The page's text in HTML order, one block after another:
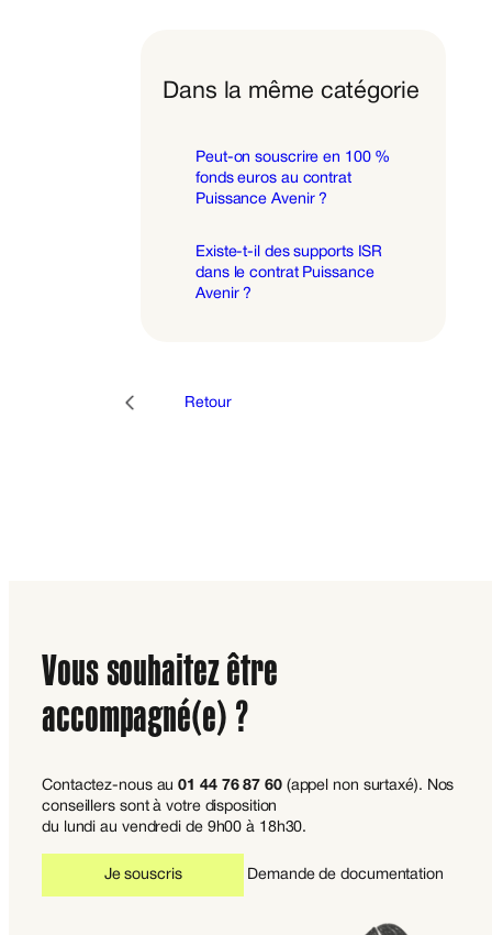
Dans la même catégorie
Peut-on souscrire en 100 %
fonds euros au contrat
Puissance Avenir ?
Existe-t-il des supports ISR
dans le contrat Puissance
Avenir ?
Retour
Vous souhaitez être
accompagné(e) ?
Contactez-nous au01 44 76 87 60(appel non surtaxé). Nos
conseillers sont à votre disposition
du lundi au vendredi de 9h00 à 18h30.
Je souscris Demande de documentation